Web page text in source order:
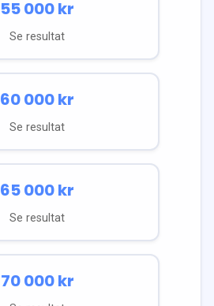
55 000kr
Se resultat
60 000kr
Se resultat
65 000kr
Se resultat
70 000kr